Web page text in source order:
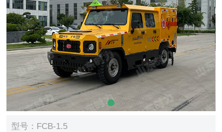
型号：FCB-1.5